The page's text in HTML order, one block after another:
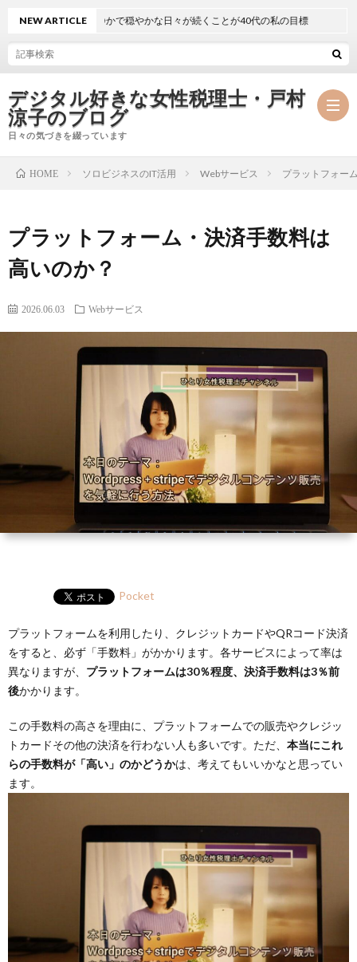
デジタル好きな女性税理士・戸村
涼子のブログ
日々の気づきを綴っています
ー・
講
NEW ARTICLE静かで穏やかな日々が続くことが40代の私の目標
HOME ソロビジネスのIT活用 Webサービス プラットフォー
プラットフォーム・決済手数料は
高いのか？
2026.06.03 Webサービス
Pocket
プラットフォームを利用したり、クレジットカードやQRコード決済
をすると、必ず「手数料」がかかります。各サービスによって率は
異なりますが、 プラットフォームは30％程度、決済手数料は3％前
後かかります。
この手数料の高さを理由に、プラットフォームでの販売やクレジッ
トカードその他の決済を行わない人も多いです。ただ、 本当にこれ
らの手数料が「高い」のかどうかは、考えてもいいかなと思ってい
ます。